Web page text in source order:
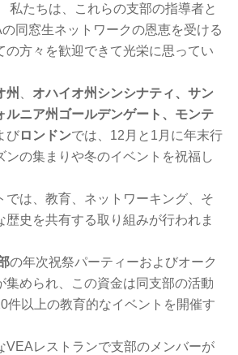
私たちは、これらの支部の指導者と
同窓生ネットワークの恩恵を受ける
の方々を歓迎できて光栄に思ってい
州
オハイオ州シンシナティ、サン
ルニア州ゴールデンゲート、モンテ
びロンドンでは、12月と1月に年末行
ンの集まりや冬のイベントを祝福し
では、教育、ネットワーキング、そ
歴史を共有する取り組みが行われま
の年次祝祭パーティーおよびオーク
集められ、この資金は同支部の活動
件以上の教育的なイベントを開催す
VEAレストランで支部のメンバーが